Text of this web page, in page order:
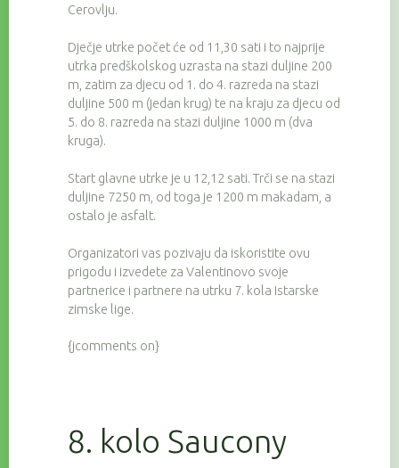
Cerovlju.
Dječje utrke počet će od 11,30 sati i to najprije
utrka predškolskog uzrasta na stazi duljine 200
m, zatim za djecu od 1. do 4. razreda na stazi
duljine 500 m (jedan krug) te na kraju za djecu od
5. do 8. razreda na stazi duljine 1000 m (dva
kruga).
Start glavne utrke je u 12,12 sati. Trči se na stazi
duljine 7250 m, od toga je 1200 m makadam, a
ostalo je asfalt.
Organizatori vas pozivaju da iskoristite ovu
prigodu i izvedete za Valentinovo svoje
partnerice i partnere na utrku 7. kola Istarske
zimske lige.
{jcomments on}
8. kolo Saucony